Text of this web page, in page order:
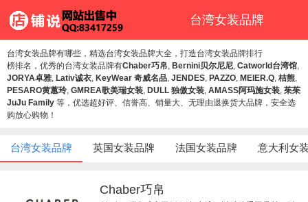
台湾女装品牌
台湾女装品牌有哪些，精选台湾女装品牌大全，打造台湾女装品牌排行
榜排名，优秀的台湾女装品牌有Chaber巧帛, Bernini贝尔尼尼, Catworld台湾馆,
JORYA卓雅, Lativ诚衣, KeyWear 奇威名品, JENDES, PAZZO, MEIER.Q, 桔熊,
PESARO黄蕙玲, GMREA歌美瑞女装, DULL 独傲女装, AMASS阿玛施女装, 茱茱
JuJu Family 等，优选超好评、信誉高、销量大、无理由退换货大品牌，安全选
购放心购物！
台湾女装品牌 英国女装品牌 法国女装品牌 意大利女
Chaber巧帛